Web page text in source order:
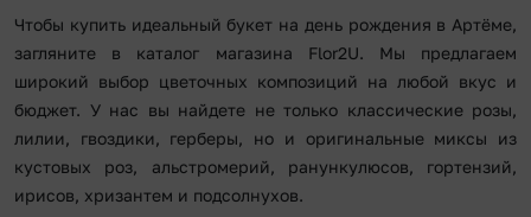
Чтобы купить идеальный букет на день рождения в Артёме,
загляните в каталог магазина Flor2U. Мы предлагаем
широкий выбор цветочных композиций на любой вкус и
бюджет. У нас вы найдете не только классические розы,
лилии, гвоздики, герберы, но и оригинальные миксы из
кустовых роз, альстромерий, ранункулюсов, гортензий,
ирисов, хризантем и подсолнухов.